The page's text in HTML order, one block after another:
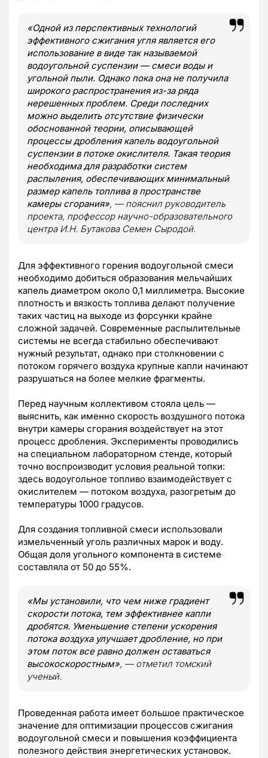
«Одной из перспективных технологий
эффективного сжигания угля является его
использование в виде так называемой
водоугольной суспензии — смеси воды и
угольной пыли. Однако пока она не получила
широкого распространения из-за ряда
нерешенных проблем. Среди последних
можно выделить отсутствие физически
обоснованной теории, описывающей
процессы дробления капель водоугольной
суспензии в потоке окислителя. Такая теория
необходима для разработки систем
распыления, обеспечивающих минимальный
размер капель топлива в пространстве
камеры сгорания», — пояснил руководитель
проекта, профессор научно-образовательного
центра И.Н. Бутакова Семен Сыродой.
Для эффективного горения водоугольной смеси
необходимо добиться образования мельчайших
капель диаметром около 0,1 миллиметра. Высокие
плотность и вязкость топлива делают получение
таких частиц на выходе из форсунки крайне
сложной задачей. Современные распылительные
системы не всегда стабильно обеспечивают
нужный результат, однако при столкновении с
потоком горячего воздуха крупные капли начинают
разрушаться на более мелкие фрагменты.
Перед научным коллективом стояла цель —
выяснить, как именно скорость воздушного потока
внутри камеры сгорания воздействует на этот
процесс дробления. Эксперименты проводились
на специальном лабораторном стенде, который
точно воспроизводит условия реальной топки:
здесь водоугольное топливо взаимодействует с
окислителем — потоком воздуха, разогретым до
температуры 1000 градусов.
Для создания топливной смеси использовали
измельченный уголь различных марок и воду.
Общая доля угольного компонента в системе
составляла от 50 до 55%.
«Мы установили, что чем ниже градиент
скорости потока, тем эффективнее капли
дробятся. Уменьшение степени ускорения
потока воздуха улучшает дробление, но при
этом поток все равно должен оставаться
высокоскоростным», — отметил томский
ученый.
Проведенная работа имеет большое практическое
значение для оптимизации процессов сжигания
водоугольной смеси и повышения коэффициента
полезного действия энергетических установок.